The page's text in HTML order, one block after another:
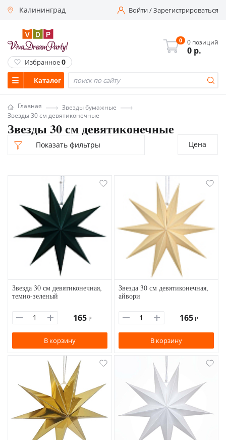
Калининград Войти/Зарегистрироваться
Каталог
0 0 позиций
0 р.
Избранное0
Главная
Звезды бумажные
Звезды 30 см девятиконечные
Звезды 30 см девятиконечные
Показать фильтры Цена
Звезда 30 см девятиконечная,
темно-зеленый
165 ₽
В корзину
Звезда 30 см девятиконечная,
айвори
165 ₽
В корзину